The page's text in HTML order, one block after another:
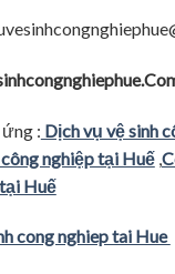
: Dịch vụ vệ sinh
nghiệp tại Huế,
Huế
cong nghiep tai Hue